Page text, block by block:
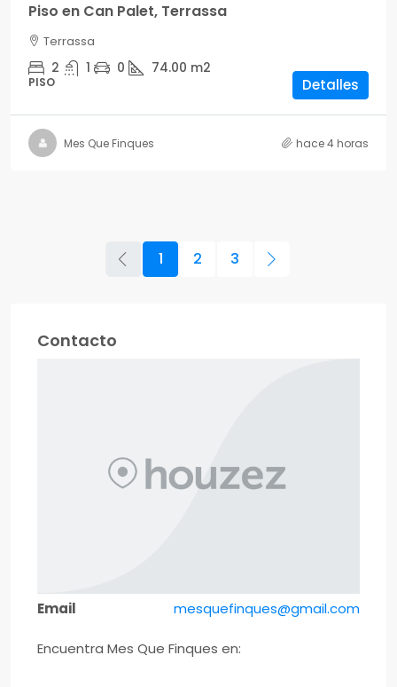
Piso en Can Palet, Terrassa
Terrassa
2 1 0 74.00 m2
PISO Detalles
Mes Que Finques hace 4 horas
1 2 3
Contacto
Email mesquefinques@gmail.com
Encuentra Mes Que Finques en: